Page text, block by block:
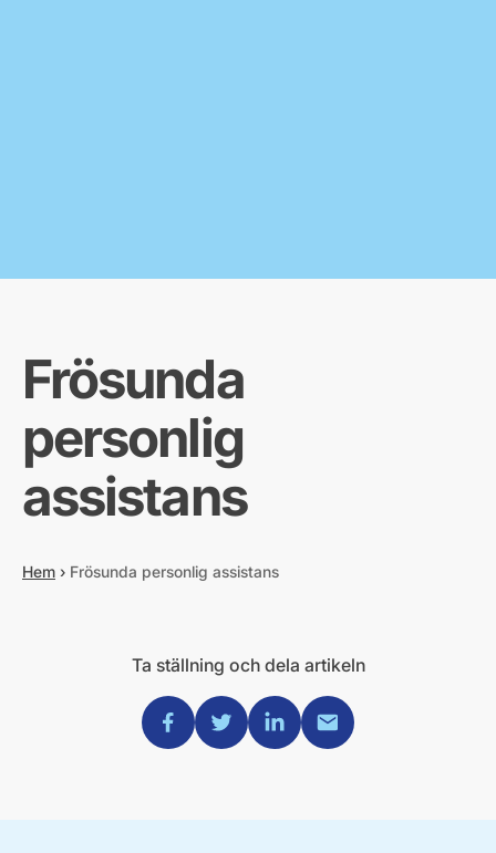
Frösunda
personlig
assistans
Hem › Frösunda personlig assistans
Ta ställning och dela artikeln
Dela via Facebook
Dela via Twitter
Dela via Linkedin
Dela via Mail